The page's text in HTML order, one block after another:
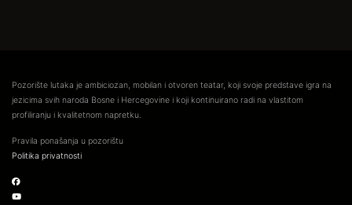
Pozorište lutaka je ambiciozan, mobilan i otvoren teatar, koji svoje predstave igra na
jezicima svih naroda Bosne i Hercegovine i koji kontinuirano radi na vlastitom
profiliranju i kvalitetnom napretku.
Pravila ponašanja u pozorištu
Politika privatnosti